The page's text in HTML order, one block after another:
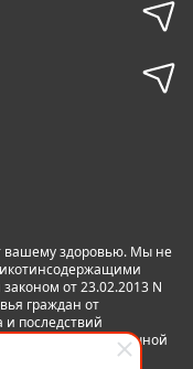
вашему здоровью. Мы не
от 23.02.2013 N
граждан от
последствий
не является публичной